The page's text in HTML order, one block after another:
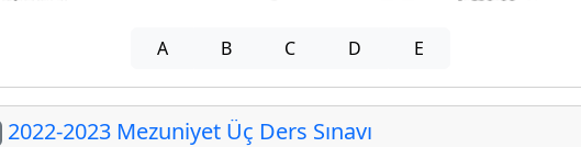
A B C D E
2022-2023 Mezuniyet Üç Ders Sınavı